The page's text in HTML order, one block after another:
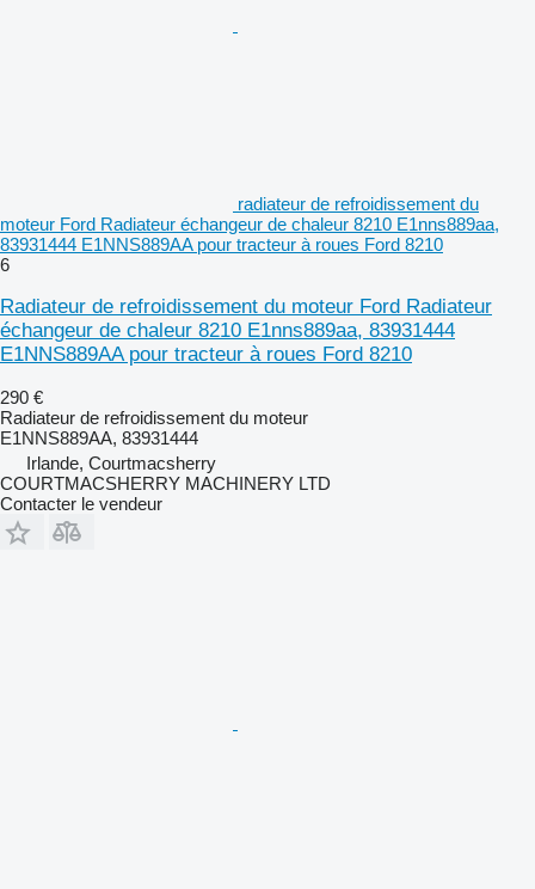
radiateur de refroidissement du
moteur Ford Radiateur échangeur de chaleur 8210 E1nns889aa,
83931444 E1NNS889AA pour tracteur à roues Ford 8210
6
Radiateur de refroidissement du moteur Ford Radiateur
échangeur de chaleur 8210 E1nns889aa, 83931444
E1NNS889AA pour tracteur à roues Ford 8210
290 €
Radiateur de refroidissement du moteur
E1NNS889AA, 83931444
Irlande, Courtmacsherry
COURTMACSHERRY MACHINERY LTD
Contacter le vendeur